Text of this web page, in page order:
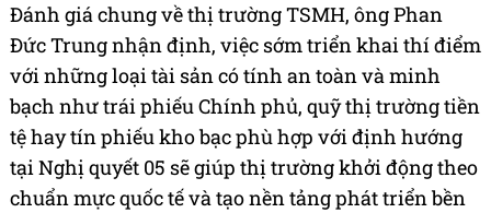
Đánh giá chung về thị trường TSMH, ông Phan
Đức Trung nhận định, việc sớm triển khai thí điểm
với những loại tài sản có tính an toàn và minh
bạch như trái phiếu Chính phủ, quỹ thị trường tiền
tệ hay tín phiếu kho bạc phù hợp với định hướng
tại Nghị quyết 05 sẽ giúp thị trường khởi động theo
chuẩn mực quốc tế và tạo nền tảng phát triển bền